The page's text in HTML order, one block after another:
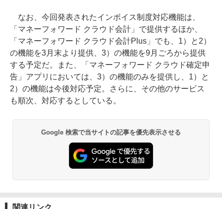
なお、今回発表されたインボイス制度対応機能は、
「マネーフォワード クラウド会計」で提供するほか、
「マネーフォワード クラウド会計Plus」でも、1）と2）
の機能を3月末より提供、3）の機能を9月ごろから提供
する予定だ。また、「マネーフォワード クラウド確定申
告」アプリにおいては、3）の機能のみを提供し、1）と
2）の機能は今後対応予定。さらに、その他のサービス
も順次、対応するとしている。
Google 検索で当サイトの記事を優先表示させる